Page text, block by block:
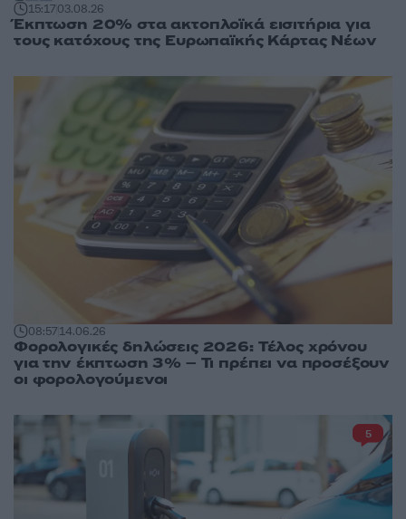
15:1703.08.26
Έκπτωση 20% στα ακτοπλοϊκά εισιτήρια για
τους κατόχους της Ευρωπαϊκής Κάρτας Νέων
08:5714.06.26
Φορολογικές δηλώσεις 2026: Τέλος χρόνου
για την έκπτωση 3% – Τι πρέπει να προσέξουν
οι φορολογούμενοι
5